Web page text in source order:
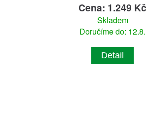
Cena: 1.249 Kč
Skladem
Doručíme do: 12.8.
Detail